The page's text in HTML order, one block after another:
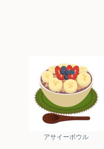
アサイーボウル